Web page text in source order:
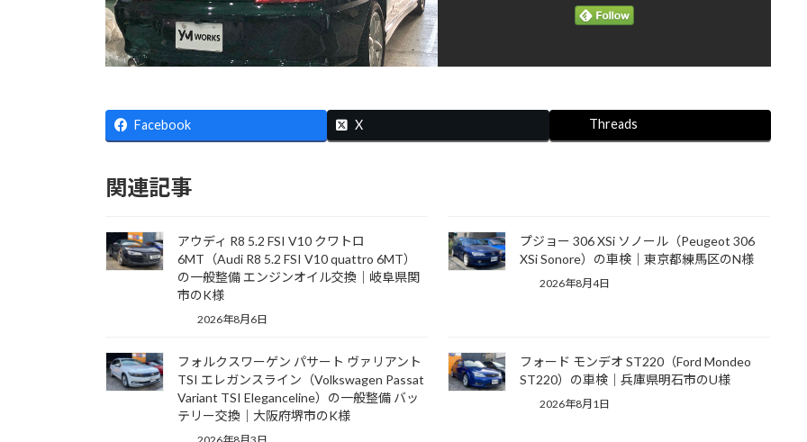
Facebook X Threads
関連記事
アウディ R8 5.2 FSI V10 クワトロ
6MT（Audi R8 5.2 FSI V10 quattro 6MT）
の一般整備 エンジンオイル交換｜岐阜県関
市のK様
2026年8月6日
プジョー 306 XSi ソノール（Peugeot 306
XSi Sonore）の車検｜東京都練馬区のN様
2026年8月4日
フォルクスワーゲン パサート ヴァリアント
TSI エレガンスライン（Volkswagen Passat
Variant TSI Eleganceline）の一般整備 バッ
テリー交換｜大阪府堺市のK様
フォード モンデオ ST220（Ford Mondeo
ST220）の車検｜兵庫県明石市のU様
2026年8月1日